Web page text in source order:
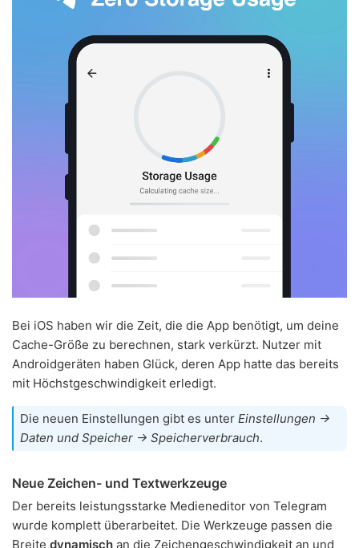
Bei iOS haben wir die Zeit, die die App benötigt, um deine
Cache-Größe zu berechnen, stark verkürzt. Nutzer mit
Androidgeräten haben Glück, deren App hatte das bereits
mit Höchstgeschwindigkeit erledigt.
Die neuen Einstellungen gibt es unter Einstellungen →
Daten und Speicher → Speicherverbrauch.
Neue Zeichen- und Textwerkzeuge
Der bereits leistungsstarke Medieneditor von Telegram
wurde komplett überarbeitet. Die Werkzeuge passen die
Breite dynamisch an die Zeichengeschwindigkeit an und